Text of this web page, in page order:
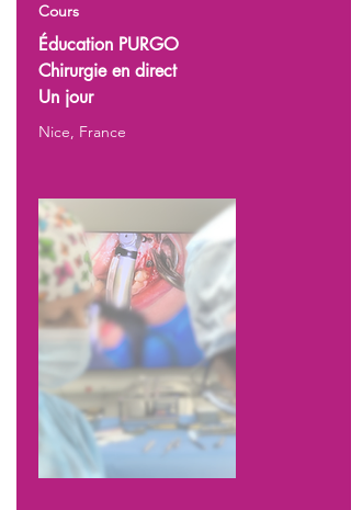
Cours
Éducation PURGO
Chirurgie en direct
Un jour
Nice, France